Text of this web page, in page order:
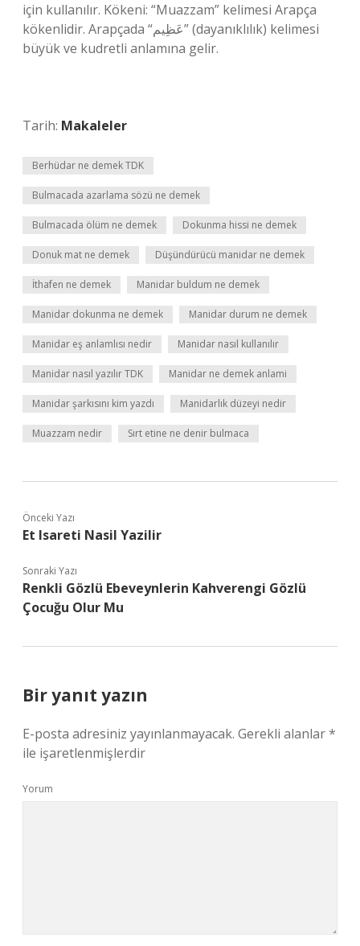
için kullanılır. Kökeni: “Muazzam” kelimesi Arapça
kökenlidir. Arapçada “عَظِيم” (dayanıklılık) kelimesi
büyük ve kudretli anlamına gelir.
Tarih: Makaleler
Berhüdar ne demek TDK
Bulmacada azarlama sözü ne demek
Bulmacada ölüm ne demek Dokunma hissi ne demek
Donuk mat ne demek Düşündürücü manidar ne demek
İthafen ne demek Manidar buldum ne demek
Manidar dokunma ne demek Manidar durum ne demek
Manidar eş anlamlısı nedir Manidar nasıl kullanılır
Manidar nasıl yazılır TDK Manidar ne demek anlami
Manidar şarkısını kim yazdı Manidarlık düzeyi nedir
Muazzam nedir Sırt etine ne denir bulmaca
Önceki Yazı
Et Isareti Nasil Yazilir
Sonraki Yazı
Renkli Gözlü Ebeveynlerin Kahverengi Gözlü
Çocuğu Olur Mu
Bir yanıt yazın
E-posta adresiniz yayınlanmayacak. Gerekli alanlar*
ile işaretlenmişlerdir
Yorum